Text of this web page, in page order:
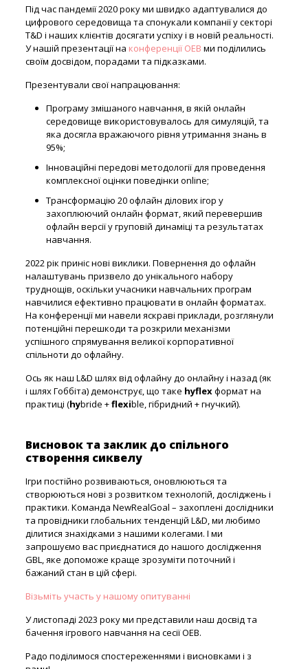
Під час пандемії 2020 року ми швидко адаптувалися до
цифрового середовища та спонукали компанії у секторі
T&D і наших клієнтів досягати успіху і в новій реальності.
У нашій презентації на конференції OEB ми поділились
своїм досвідом, порадами та підказками.
Презентували свої напрацювання:
Програму змішаного навчання, в якій онлайн
середовище використовувалось для симуляцій, та
яка досягла вражаючого рівня утримання знань в
95%;
Інноваційні передові методології для проведення
комплексної оцінки поведінки online;
Трансформацію 20 офлайн ділових ігор у
захоплюючий онлайн формат, який перевершив
офлайн версії у груповій динаміці та результатах
навчання.
2022 рік приніс нові виклики. Повернення до офлайн
налаштувань призвело до унікального набору
труднощів, оскільки учасники навчальних програм
навчилися ефективно працювати в онлайн форматах.
На конференції ми навели яскраві приклади, розглянули
потенційні перешкоди та розкрили механізми
успішного спрямування великої корпоративної
спільноти до офлайну.
Ось як наш L&D шлях від офлайну до онлайну і назад (як
і шлях Гоббіта) демонструє, що таке hyflexформат на
практиці (hybride +flexible, гібридний + гнучкий).
Висновок та заклик до спільного
створення сиквелу
Ігри постійно розвиваються, оновлюються та
створюються нові з розвитком технологій, досліджень і
практики. Команда NewRealGoal – захоплені дослідники
та провідники глобальних тенденцій L&D, ми любимо
ділитися знахідками з нашими колегами. І ми
запрошуємо вас приєднатися до нашого дослідження
GBL, яке допоможе краще зрозуміти поточний і
бажаний стан в цій сфері.
Візьміть участь у нашому опитуванні
У листопаді 2023 року ми представили наш досвід та
бачення ігрового навчання на сесії OEB.
Радо поділимося спостереженнями і висновками і з